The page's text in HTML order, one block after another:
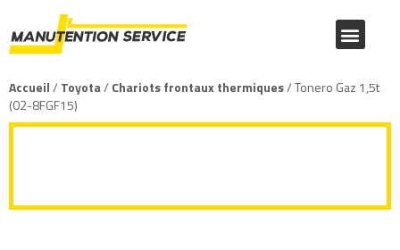
Accueil/ Toyota/ Chariots frontaux thermiques/ Tonero Gaz 1,5t
(02-8FGF15)